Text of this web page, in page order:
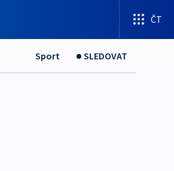
ČT
Sport SLEDOVAT